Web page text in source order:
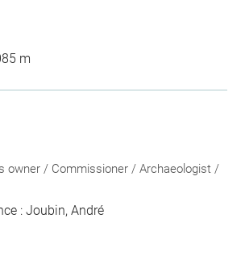
m
owner / Commissioner / Archaeologist /
: Joubin, André